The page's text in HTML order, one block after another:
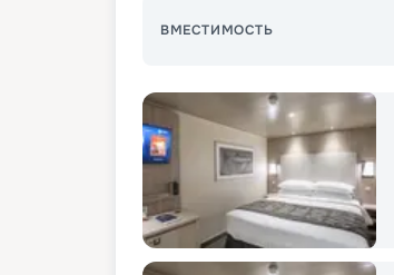
ВМЕСТИМОСТЬ